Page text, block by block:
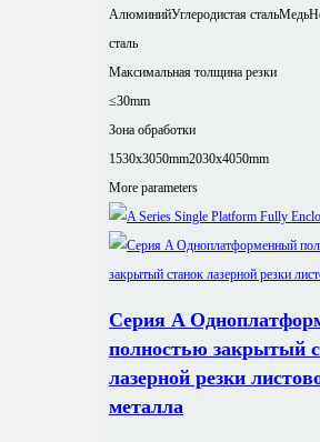
АлюминийУглеродистая стальМедь
сталь
Максимальная толщина резки
≤30mm
Зона обработки
1530x3050mm2030x4050mm
More parameters
Серия A
полностью закрытый
лазерной резки
металла